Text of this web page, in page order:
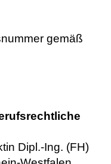
gemäß
Dipl.-Ing. (FH)